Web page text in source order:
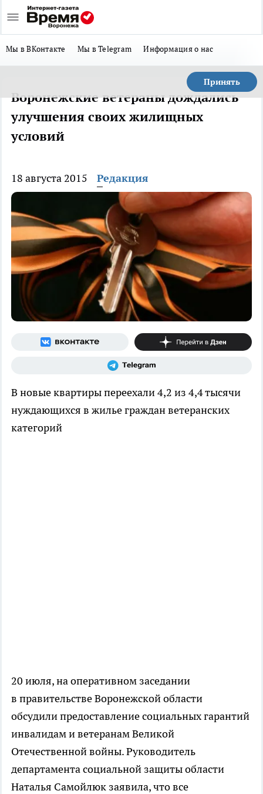
Мы в ВКонтакте Мы в Telegram Информация о нас
Принять
Воронежские ветераны дождались
улучшения своих жилищных
условий
18 августа 2015 Редакция
В новые квартиры переехали 4,2 из 4,4 тысячи
нуждающихся в жилье граждан ветеранских
категорий
20 июля, на оперативном заседании
в правительстве Воронежской области
обсудили предоставление социальных гарантий
инвалидам и ветеранам Великой
Отечественной войны. Руководитель
департамента социальной защиты области
Наталья Самойлюк заявила, что все